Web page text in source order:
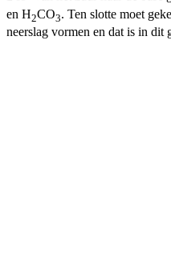
en H2CO3. Ten slotte moet
neerslag vormen en dat is in dit